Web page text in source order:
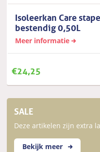
Isoleerkan Care
bestendig 0,50L
Meer informatie
€24,25
SALE
Deze artikelen zijn extra
Bekijk meer